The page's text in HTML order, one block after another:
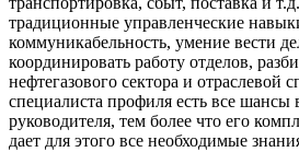
традиционные управленческие
коммуникабельность, умение вести
координировать работу отделов,
нефтегазового сектора и отраслевой
специалиста профиля есть все шансы
руководителя, тем более что его
дает для этого все необходимые